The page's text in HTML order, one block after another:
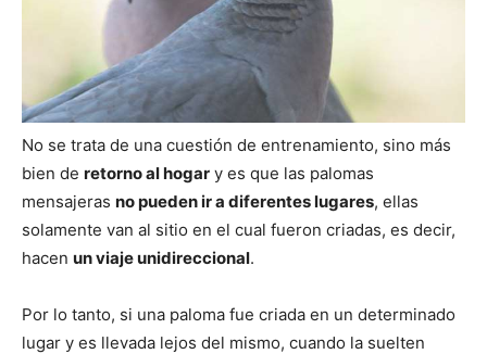
No se trata de una cuestión de entrenamiento, sino más
bien de retorno al hogar y es que las palomas
mensajeras no pueden ir a diferentes lugares, ellas
solamente van al sitio en el cual fueron criadas, es decir,
hacen un viaje unidireccional.
Por lo tanto, si una paloma fue criada en un determinado
lugar y es llevada lejos del mismo, cuando la suelten